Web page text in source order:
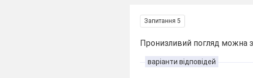
Запитання 5
Пронизливий погляд можна
варіанти відповідей